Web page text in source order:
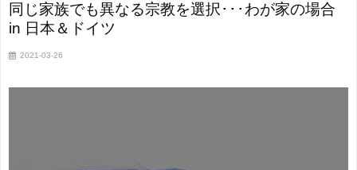
同じ家族でも異なる宗教を選択･･･わが家の場合
in 日本＆ドイツ
2021-03-26